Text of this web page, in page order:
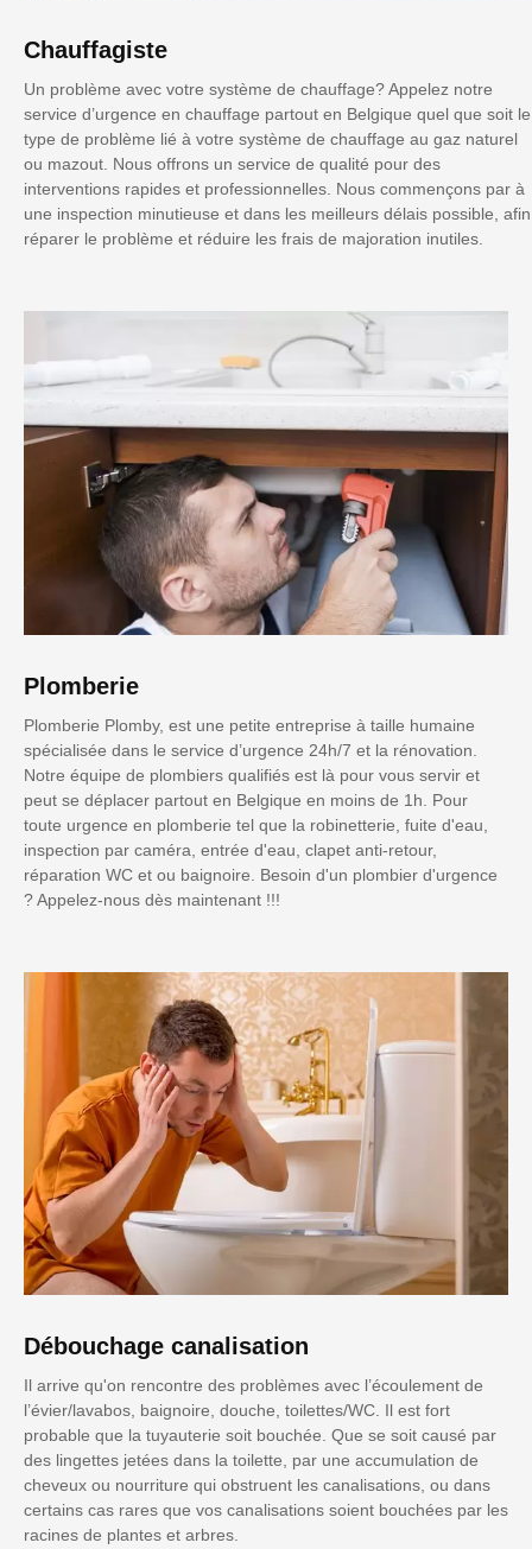
Chauffagiste
Un problème avec votre système de chauffage? Appelez notre
service d’urgence en chauffage partout en Belgique quel que soit le
type de problème lié à votre système de chauffage au gaz naturel
ou mazout. Nous offrons un service de qualité pour des
interventions rapides et professionnelles. Nous commençons par à
une inspection minutieuse et dans les meilleurs délais possible, afin
réparer le problème et réduire les frais de majoration inutiles.
Plomberie
Plomberie Plomby, est une petite entreprise à taille humaine
spécialisée dans le service d’urgence 24h/7 et la rénovation.
Notre équipe de plombiers qualifiés est là pour vous servir et
peut se déplacer partout en Belgique en moins de 1h. Pour
toute urgence en plomberie tel que la robinetterie, fuite d'eau,
inspection par caméra, entrée d'eau, clapet anti-retour,
réparation WC et ou baignoire. Besoin d'un plombier d'urgence
? Appelez-nous dès maintenant !!!
Débouchage canalisation
Il arrive qu'on rencontre des problèmes avec l’écoulement de
l’évier/lavabos, baignoire, douche, toilettes/WC. Il est fort
probable que la tuyauterie soit bouchée. Que se soit causé par
des lingettes jetées dans la toilette, par une accumulation de
cheveux ou nourriture qui obstruent les canalisations, ou dans
certains cas rares que vos canalisations soient bouchées par les
racines de plantes et arbres.